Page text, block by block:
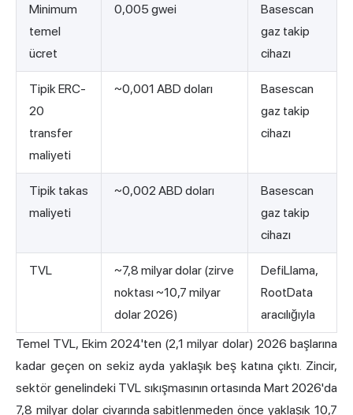
Minimum
temel
ücret
0,005 gwei
Basescan
gaz takip
cihazı
Tipik ERC-
20
transfer
maliyeti
~0,001 ABD doları
Basescan
gaz takip
cihazı
Tipik takas
maliyeti
~0,002 ABD doları
Basescan
gaz takip
cihazı
TVL
~7,8 milyar dolar (zirve
noktası ~10,7 milyar
dolar 2026)
DefiLlama,
RootData
aracılığıyla
Temel TVL, Ekim 2024'ten (2,1 milyar dolar) 2026 başlarına
kadar geçen on sekiz ayda yaklaşık beş katına çıktı. Zincir,
sektör genelindeki TVL sıkışmasının ortasında Mart 2026'da
7,8 milyar dolar civarında sabitlenmeden önce yaklaşık 10,7